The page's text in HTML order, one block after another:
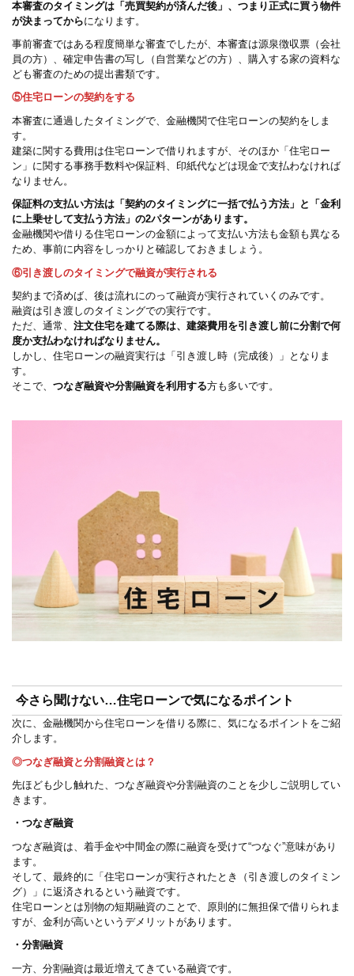
本審査のタイミングは「売買契約が済んだ後」、つまり正式に買う物件
が決まってからになります。
事前審査ではある程度簡単な審査でしたが、本審査は源泉徴収票（会社
員の方）、確定申告書の写し（自営業などの方）、購入する家の資料な
ども審査のための提出書類です。
⑤住宅ローンの契約をする
本審査に通過したタイミングで、金融機関で住宅ローンの契約をしま
す。
建築に関する費用は住宅ローンで借りれますが、そのほか「住宅ロー
ン」に関する事務手数料や保証料、印紙代などは現金で支払わなければ
なりません。
保証料の支払い方法は「契約のタイミングに一括で払う方法」と「金利
に上乗せして支払う方法」の2パターンがあります。
金融機関や借りる住宅ローンの金額によって支払い方法も金額も異なる
ため、事前に内容をしっかりと確認しておきましょう。
⑥引き渡しのタイミングで融資が実行される
契約まで済めば、後は流れにのって融資が実行されていくのみです。
融資は引き渡しのタイミングでの実行です。
ただ、通常、 注文住宅を建てる際は、建築費用を引き渡し前に分割で何
度か支払わなければなりません。
しかし、住宅ローンの融資実行は「引き渡し時（完成後）」となりま
す。
そこで、 つなぎ融資や分割融資を利用する方も多いです。
今さら聞けない…住宅ローンで気になるポイント
次に、金融機関から住宅ローンを借りる際に、気になるポイントをご紹
介します。
◎つなぎ融資と分割融資とは？
先ほども少し触れた、つなぎ融資や分割融資のことを少しご説明してい
きます。
・つなぎ融資
つなぎ融資は、着手金や中間金の際に融資を受けて“つなぐ”意味があり
ます。
そして、最終的に「住宅ローンが実行されたとき（引き渡しのタイミン
グ）」に返済されるという融資です。
住宅ローンとは別物の短期融資のことで、原則的に無担保で借りられま
すが、金利が高いというデメリットがあります。
・分割融資
一方、分割融資は最近増えてきている融資です。